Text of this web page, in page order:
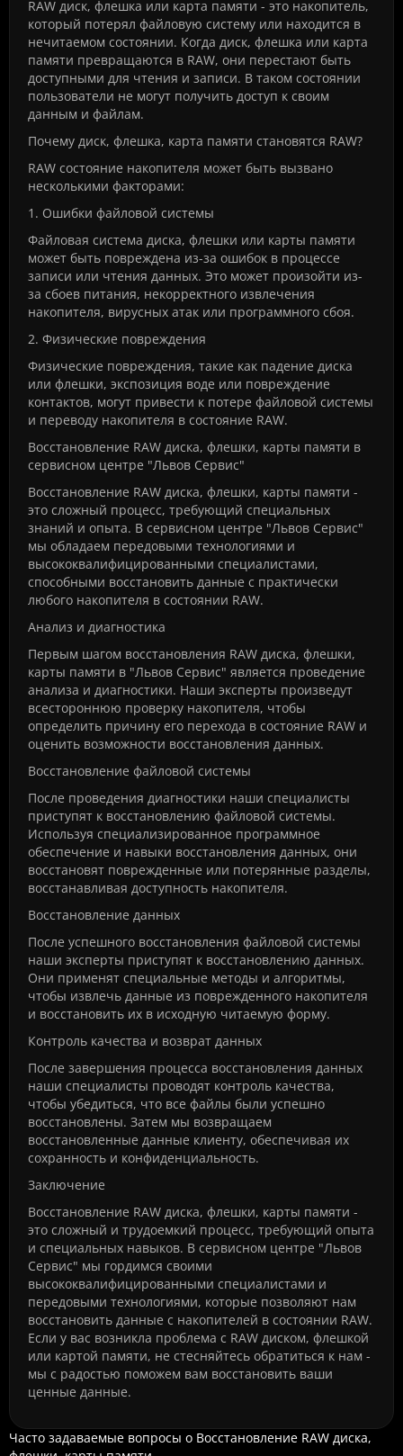
RAW диск, флешка или карта памяти - это накопитель,
который потерял файловую систему или находится в
нечитаемом состоянии. Когда диск, флешка или карта
памяти превращаются в RAW, они перестают быть
доступными для чтения и записи. В таком состоянии
пользователи не могут получить доступ к своим
данным и файлам.
Почему диск, флешка, карта памяти становятся RAW?
RAW состояние накопителя может быть вызвано
несколькими факторами:
1. Ошибки файловой системы
Файловая система диска, флешки или карты памяти
может быть повреждена из-за ошибок в процессе
записи или чтения данных. Это может произойти из-
за сбоев питания, некорректного извлечения
накопителя, вирусных атак или программного сбоя.
2. Физические повреждения
Физические повреждения, такие как падение диска
или флешки, экспозиция воде или повреждение
контактов, могут привести к потере файловой системы
и переводу накопителя в состояние RAW.
Восстановление RAW диска, флешки, карты памяти в
сервисном центре "Львов Сервис"
Восстановление RAW диска, флешки, карты памяти -
это сложный процесс, требующий специальных
знаний и опыта. В сервисном центре "Львов Сервис"
мы обладаем передовыми технологиями и
высококвалифицированными специалистами,
способными восстановить данные с практически
любого накопителя в состоянии RAW.
Анализ и диагностика
Первым шагом восстановления RAW диска, флешки,
карты памяти в "Львов Сервис" является проведение
анализа и диагностики. Наши эксперты произведут
всестороннюю проверку накопителя, чтобы
определить причину его перехода в состояние RAW и
оценить возможности восстановления данных.
Восстановление файловой системы
После проведения диагностики наши специалисты
приступят к восстановлению файловой системы.
Используя специализированное программное
обеспечение и навыки восстановления данных, они
восстановят поврежденные или потерянные разделы,
восстанавливая доступность накопителя.
Восстановление данных
После успешного восстановления файловой системы
наши эксперты приступят к восстановлению данных.
Они применят специальные методы и алгоритмы,
чтобы извлечь данные из поврежденного накопителя
и восстановить их в исходную читаемую форму.
Контроль качества и возврат данных
После завершения процесса восстановления данных
наши специалисты проводят контроль качества,
чтобы убедиться, что все файлы были успешно
восстановлены. Затем мы возвращаем
восстановленные данные клиенту, обеспечивая их
сохранность и конфиденциальность.
Заключение
Восстановление RAW диска, флешки, карты памяти -
это сложный и трудоемкий процесс, требующий опыта
и специальных навыков. В сервисном центре "Львов
Сервис" мы гордимся своими
высококвалифицированными специалистами и
передовыми технологиями, которые позволяют нам
восстановить данные с накопителей в состоянии RAW.
Если у вас возникла проблема с RAW диском, флешкой
или картой памяти, не стесняйтесь обратиться к нам -
мы с радостью поможем вам восстановить ваши
ценные данные.
Часто задаваемые вопросы о Восстановление RAW диска,